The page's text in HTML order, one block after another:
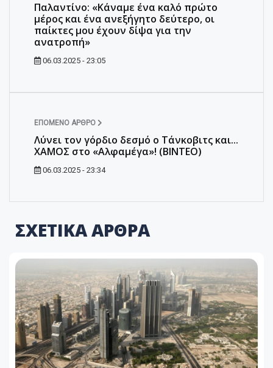
Παλαντίνο: «Κάναμε ένα καλό πρώτο
μέρος και ένα ανεξήγητο δεύτερο, οι
παίκτες μου έχουν δίψα για την
ανατροπή»
06.03.2025 - 23:05
ΕΠΌΜΕΝΟ ΆΡΘΡΟ
Λύνει τον γόρδιο δεσμό ο Τάνκοβιτς και...
ΧΑΜΟΣ στο «Αλφαμέγα»! (ΒΙΝΤΕΟ)
06.03.2025 - 23:34
ΣΧΕΤΙΚΑ ΑΡΘΡΑ